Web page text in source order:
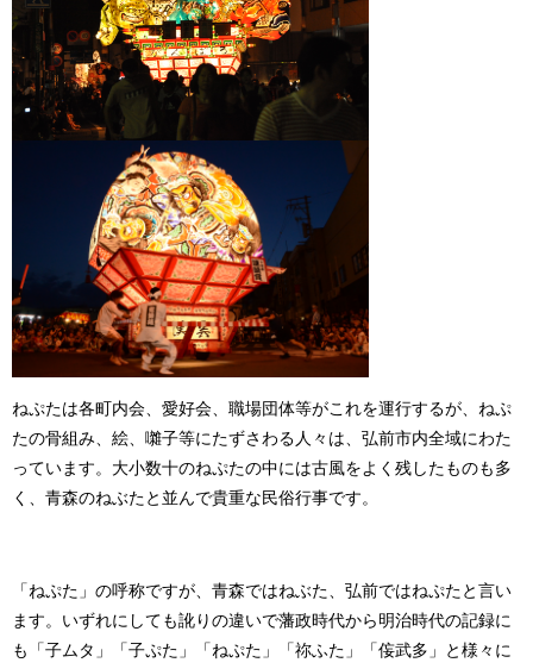
ねぷたは各町内会、愛好会、職場団体等がこれを運行するが、ねぷ
たの骨組み、絵、囃子等にたずさわる人々は、弘前市内全域にわた
っています。大小数十のねぷたの中には古風をよく残したものも多
く、青森のねぶたと並んで貴重な民俗行事です。
「ねぷた」の呼称ですが、青森ではねぶた、弘前ではねぷたと言い
ます。いずれにしても訛りの違いで藩政時代から明治時代の記録に
も「子ムタ」「子ぷた」「ねぷた」「祢ふた」「侫武多」と様々に